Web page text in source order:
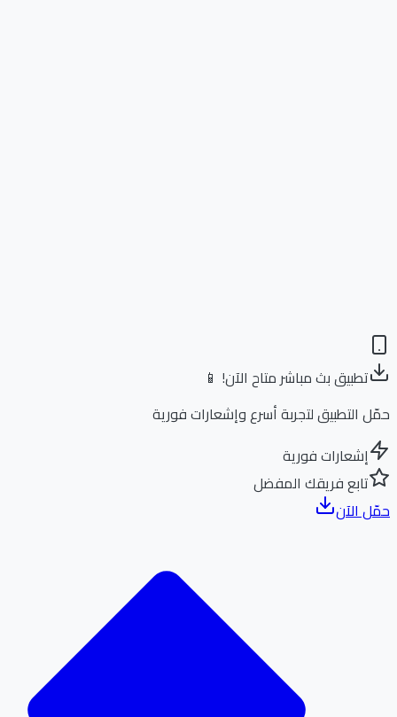
تطبيق بث مباشر متاح الآن! 📱
التطبيق لتجربة أسرع وإشعارات فورية
إشعارات فورية
تابع فريقك المفضل
الآن